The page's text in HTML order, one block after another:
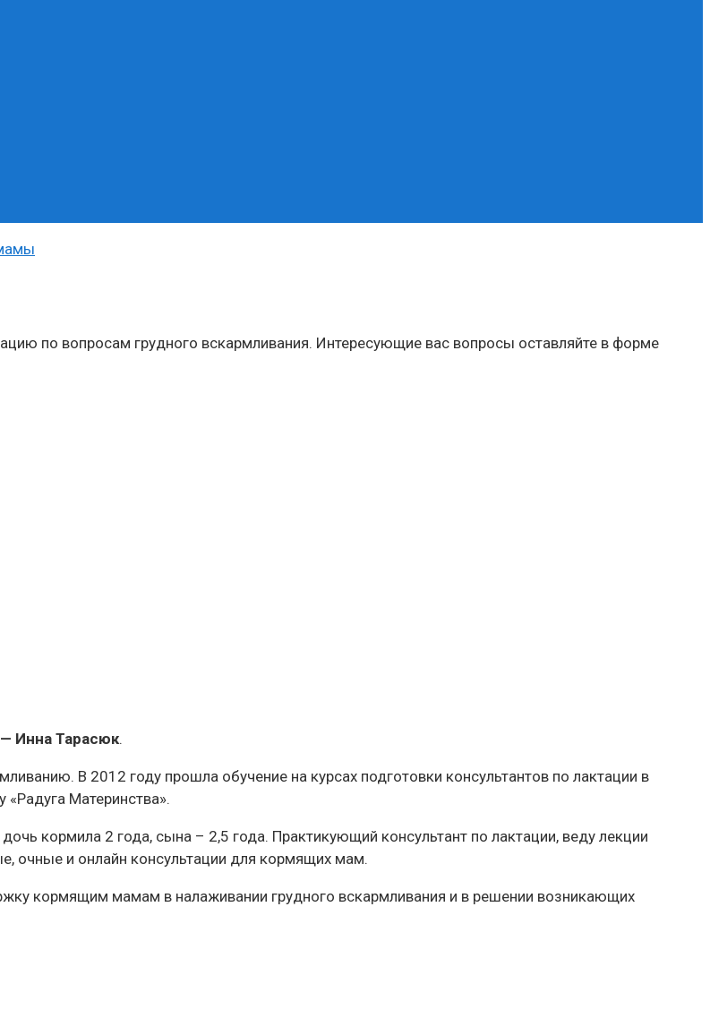
по вопросам грудного вскармливания. Интересующие вас вопросы оставляйте в форме
Инна Тарасюк.
В 2012 году прошла обучение на курсах подготовки консультантов по лактации в
Материнства».
кормила 2 года, сына – 2,5 года. Практикующий консультант по лактации, веду лекции
очные и онлайн консультации для кормящих мам.
кормящим мамам в налаживании грудного вскармливания и в решении возникающих